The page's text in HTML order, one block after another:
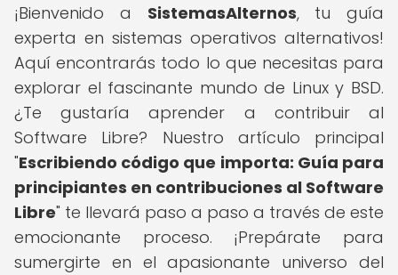
¡Bienvenido a SistemasAlternos, tu guía
experta en sistemas operativos alternativos!
Aquí encontrarás todo lo que necesitas para
explorar el fascinante mundo de Linux y BSD.
¿Te gustaría aprender a contribuir al
Software Libre? Nuestro artículo principal
"Escribiendo código que importa: Guía para
principiantes en contribuciones al Software
Libre" te llevará paso a paso a través de este
emocionante proceso. ¡Prepárate para
sumergirte en el apasionante universo del